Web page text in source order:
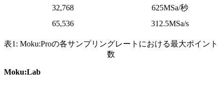
32,768
625MSa/秒
65,536
312.5MSa/s
表1: Moku:Proの各サンプリングレートにおける最大ポイント
数
Moku:Lab